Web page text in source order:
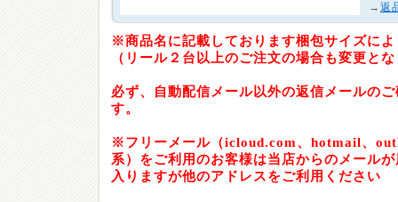
→ 返
※商品名に記載しております梱包サイズに
（リール２台以上のご注文の場合も変更と
必ず、自動配信メール以外の返信メールの
す。
※フリーメール（icloud.com、hotmail、
系）をご利用のお客様は当店からのメール
入りますが他のアドレスをご利用ください